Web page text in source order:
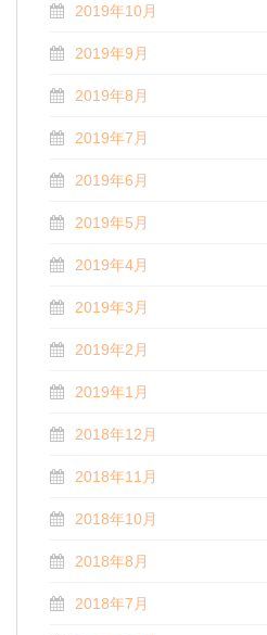
2019年10月
2019年9月
2019年8月
2019年7月
2019年6月
2019年5月
2019年4月
2019年3月
2019年2月
2019年1月
2018年12月
2018年11月
2018年10月
2018年8月
2018年7月